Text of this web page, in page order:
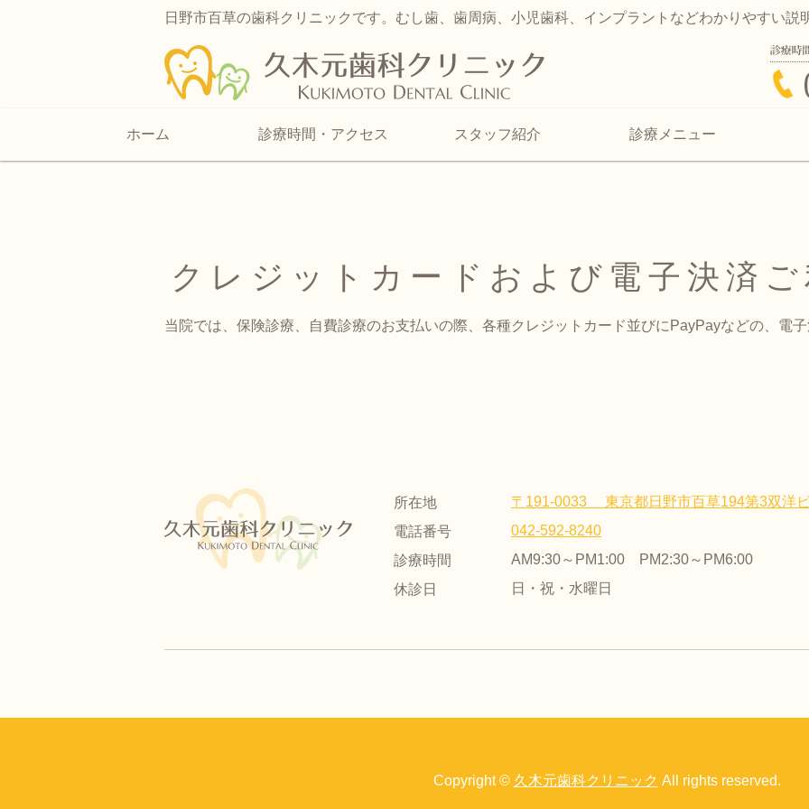
久木元歯科クリニ
日野市百草の歯科クリニックです。むし歯、歯周病、小児歯科、インプラントなどわかりやすい説
クレジットカードおよび電子決済
当院では、保険診療、自費診療のお支払いの際、各種クレジットカード並びにPayPayなどの、電
所在地
〒191-0033 東京都日野市百草194第3双洋
電話番号
042-592-8240
診療時間
AM9:30～PM1:00 PM2:30～PM6:00
休診日
日・祝・水曜日
ホーム 診療時間・アクセス スタッフ紹介 診療メニュー
Copyright © 久木元歯科クリニック All rights reserved.